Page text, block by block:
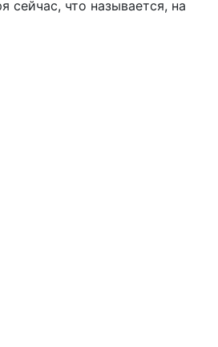
сейчас, что называется, на